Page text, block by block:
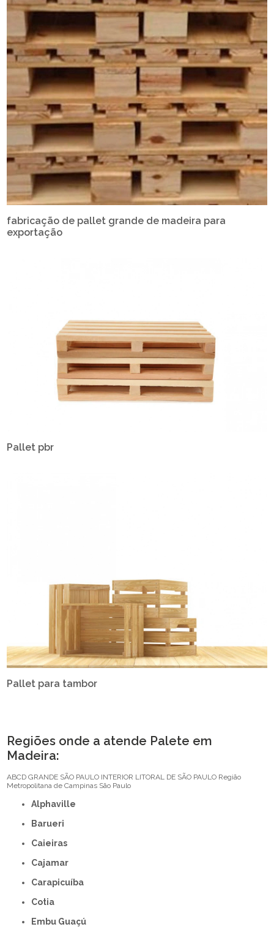
fabricação de pallet grande de madeira para
exportação
Pallet pbr
Pallet para tambor
Regiões onde a atende Palete em
Madeira:
ABCD GRANDE SÃO PAULO INTERIOR LITORAL DE SÃO PAULO Região
Metropolitana de Campinas São Paulo
Alphaville
Barueri
Caieiras
Cajamar
Carapicuíba
Cotia
Embu Guaçú